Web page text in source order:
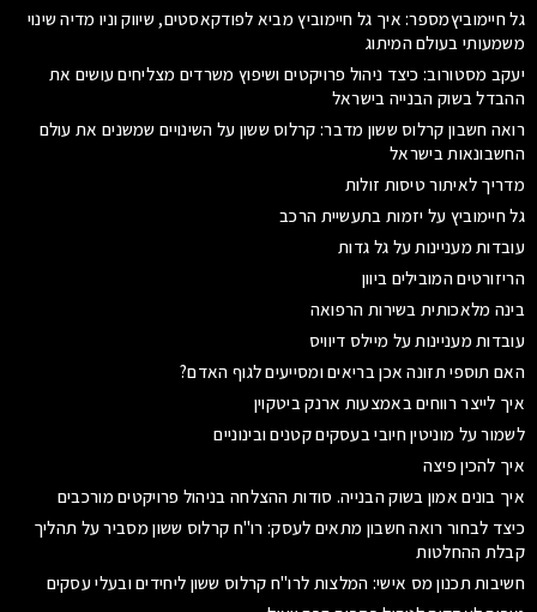
גל חיימוביץמספר: איך גל חיימוביץ מביא לפודקאסטים, שיווק וניו מדיה שינוי
משמעותי בעולם המיתוג
יעקב מסטורוב: כיצד ניהול פרויקטים ושיפוץ משרדים מצליחים עושים את
ההבדל בשוק הבנייה בישראל
רואה חשבון קרלוס ששון מדבר: קרלוס ששון על השינויים שמשנים את עולם
החשבונאות בישראל
מדריך לאיתור טיסות זולות
גל חיימוביץ על יזמות בתעשיית הרכב
עובדות מעניינות על גל גדות
הריזורטים המובילים ביוון
בינה מלאכותית בשירות הרפואה
עובדות מעניינות על מיילס דיוויס
האם תוספי תזונה אכן בריאים ומסייעים לגוף האדם?
איך לייצר רווחים באמצעות ארנק ביטקוין
לשמור על מוניטין חיובי בעסקים קטנים ובינוניים
איך להכין פיצה
איך בונים אמון בשוק הבנייה. סודות ההצלחה בניהול פרויקטים מורכבים
כיצד לבחור רואה חשבון מתאים לעסק: רו"ח קרלוס ששון מסביר על תהליך
קבלת ההחלטות
חשיבות תכנון מס אישי: המלצות לרו"ח קרלוס ששון ליחידים ובעלי עסקים